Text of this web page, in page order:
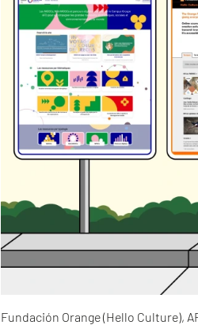
Fundación Orange (Hello Culture),